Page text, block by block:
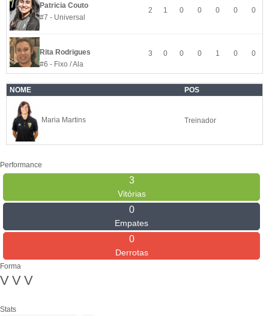
Patricia Couto
#7 - Universal
2 1 0 0 0 0 0
Rita Rodrigues
#6 - Fixo / Ala
3 0 0 0 1 0 0
NOME POS
Maria Martins Treinador
Performance
3
Vitórias
0
Empates
0
Derrotas
Forma
V V V
Stats